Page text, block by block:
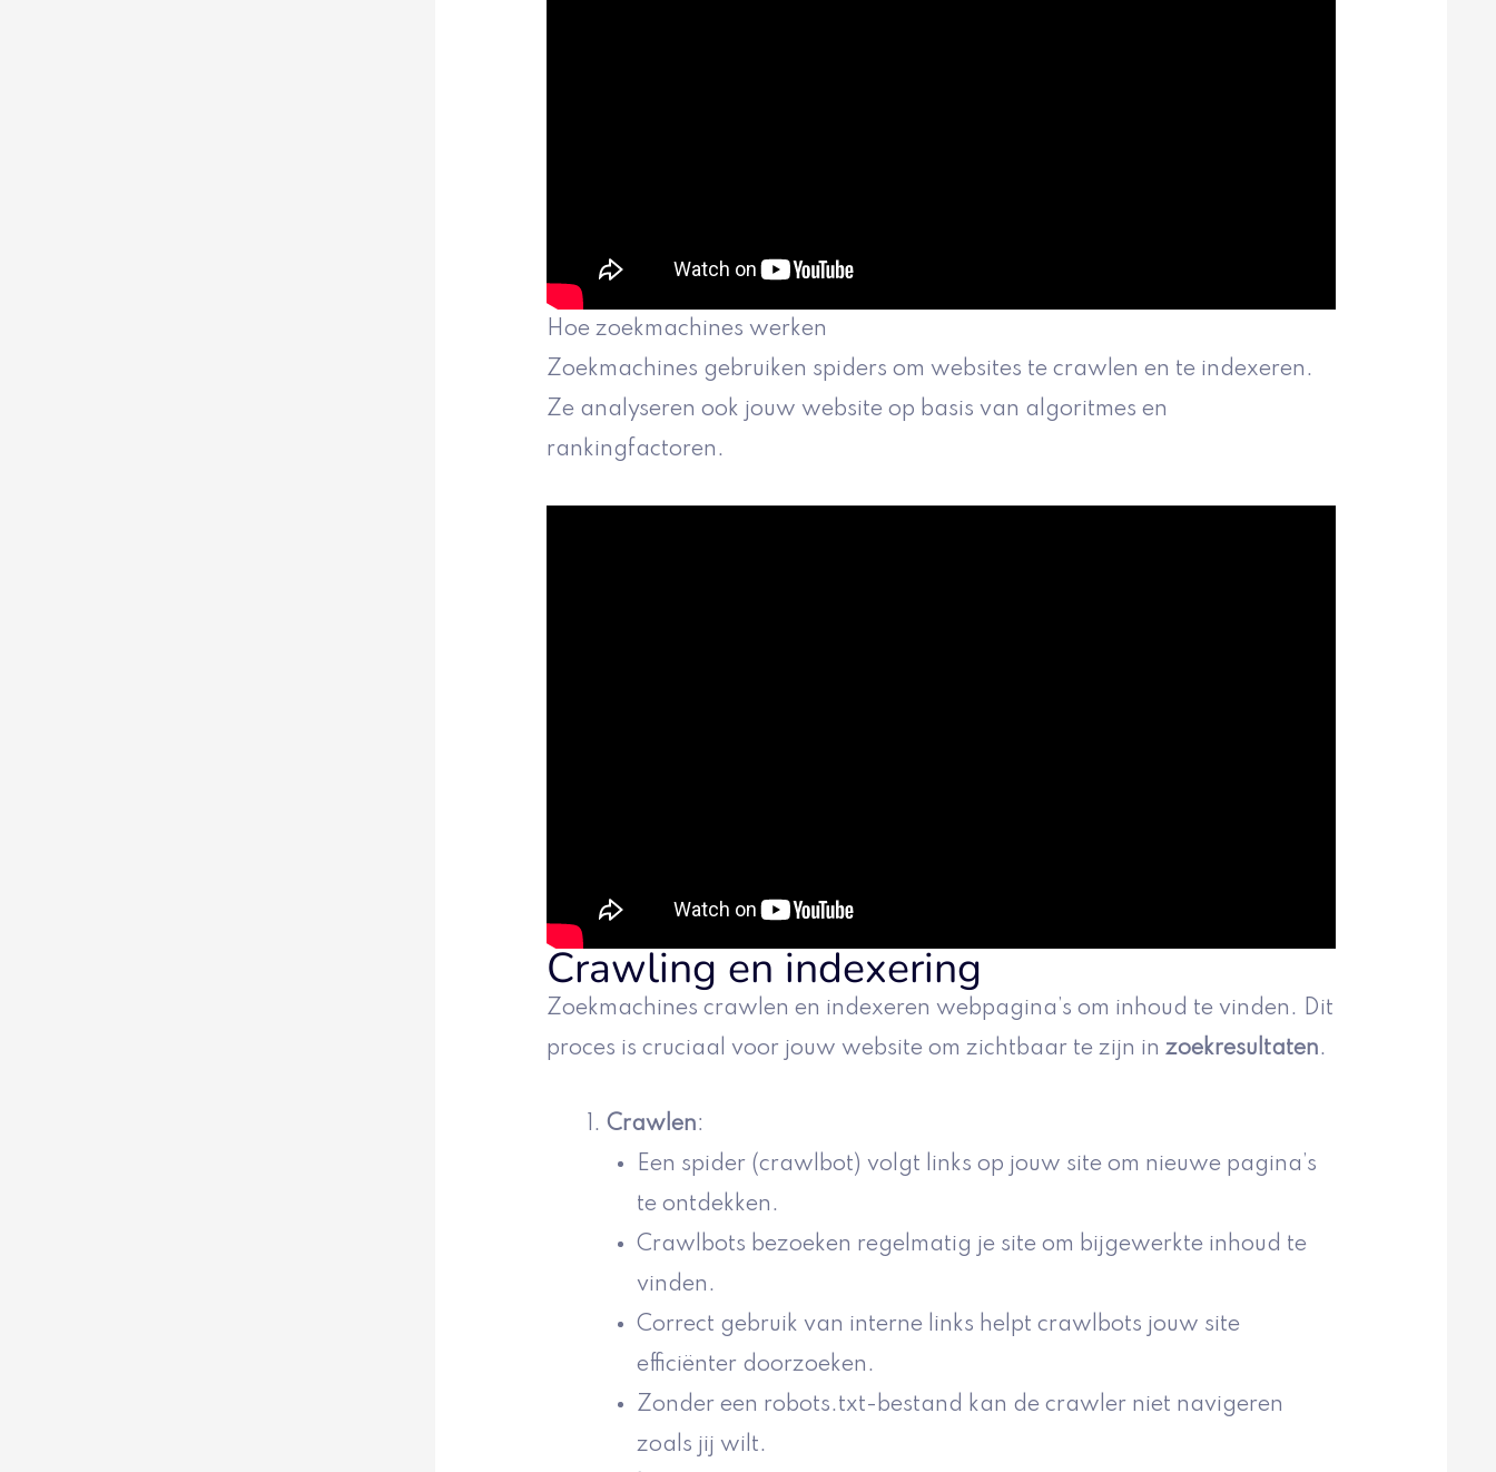
Hoe zoekmachines werken
Zoekmachines gebruiken spiders om websites te crawlen en te indexeren.
Ze analyseren ook jouw website op basis van algoritmes en
rankingfactoren.
Crawling en indexering
Zoekmachines crawlen en indexeren webpagina’s om inhoud te vinden. Dit
proces is cruciaal voor jouw website om zichtbaar te zijn in zoekresultaten.
Crawlen:
Een spider (crawlbot) volgt links op jouw site om nieuwe pagina’s
te ontdekken.
Crawlbots bezoeken regelmatig je site om bijgewerkte inhoud te
vinden.
Correct gebruik van interne links helpt crawlbots jouw site
efficiënter doorzoeken.
Zonder een robots.txt-bestand kan de crawler niet navigeren
zoals jij wilt.